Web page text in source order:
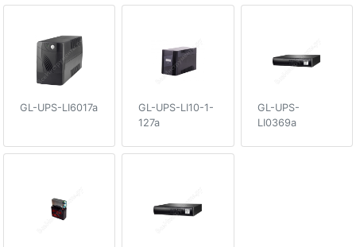
GL-UPS-LI6017a
GL-UPS-LI10-1-
127a
GL-UPS-
LI0369a